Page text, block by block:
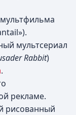
мультсериал
Rabbit)
.
рекламе.
рисованный